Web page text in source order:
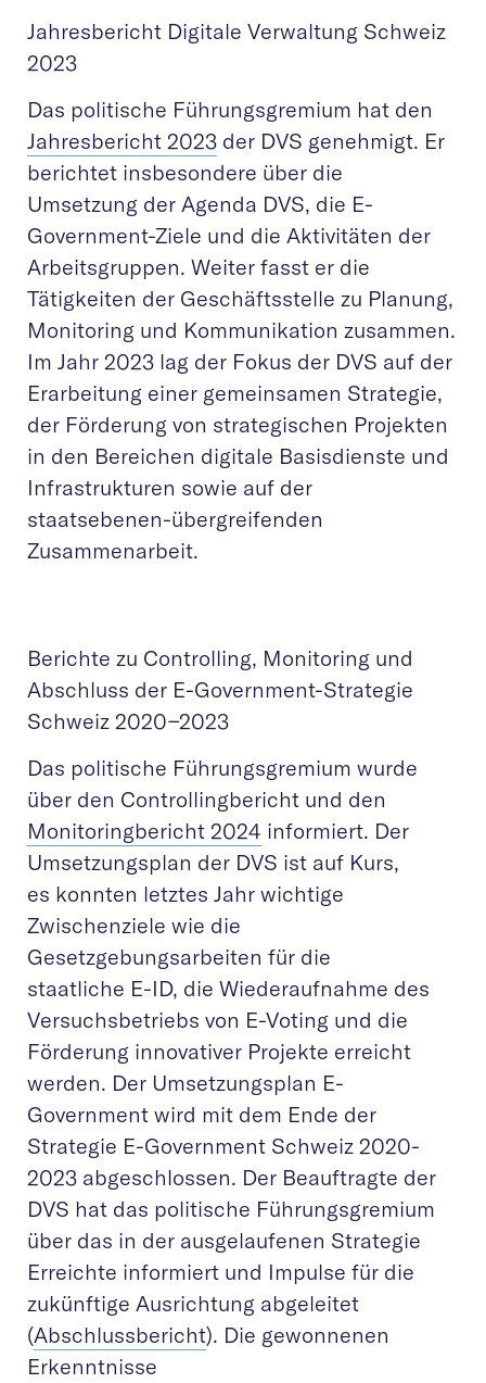
Jahresbericht Digitale Verwaltung Schweiz
2023
Das politische Führungsgremium hat den
Jahresbericht 2023 der DVS genehmigt. Er
berichtet insbesondere über die
Umsetzung der Agenda DVS, die E-
Government-Ziele und die Aktivitäten der
Arbeitsgruppen. Weiter fasst er die
Tätigkeiten der Geschäftsstelle zu Planung,
Monitoring und Kommunikation zusammen.
Im Jahr 2023 lag der Fokus der DVS auf der
Erarbeitung einer gemeinsamen Strategie,
der Förderung von strategischen Projekten
in den Bereichen digitale Basisdienste und
Infrastrukturen sowie auf der
staatsebenen-übergreifenden
Zusammenarbeit.
Berichte zu Controlling, Monitoring und
Abschluss der E-Government-Strategie
Schweiz 2020−2023
Das politische Führungsgremium wurde
über den Controllingbericht und den
Monitoringbericht 2024 informiert. Der
Umsetzungsplan der DVS ist auf Kurs,
es konnten letztes Jahr wichtige
Zwischenziele wie die
Gesetzgebungsarbeiten für die
staatliche E-ID, die Wiederaufnahme des
Versuchsbetriebs von E-Voting und die
Förderung innovativer Projekte erreicht
werden. Der Umsetzungsplan E-
Government wird mit dem Ende der
Strategie E-Government Schweiz 2020-
2023 abgeschlossen. Der Beauftragte der
DVS hat das politische Führungsgremium
über das in der ausgelaufenen Strategie
Erreichte informiert und Impulse für die
zukünftige Ausrichtung abgeleitet
(Abschlussbericht). Die gewonnenen
Erkenntnisse